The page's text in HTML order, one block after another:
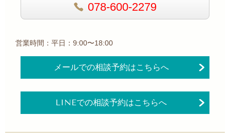
078-600-2279
営業時間：平日：9:00〜18:00
メールでの相談予約はこちらへ
LINEでの相談予約はこちらへ